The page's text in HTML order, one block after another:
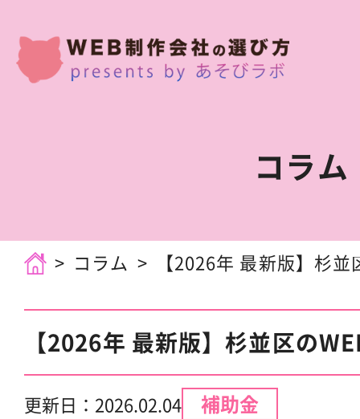
コラム
コラム 【2026年 最新版】杉
【2026年 最新版】杉並区の
更新日： 2026.02.04 補助金